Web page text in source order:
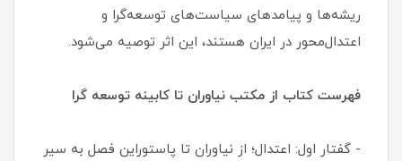
ریشه‌ها و پیامدهای سیاست‌های توسعه‌گرا و
اعتدال‌محور در ایران هستند، این اثر توصیه می‌شود.
فهرست کتاب از مکتب نیاوران تا کابینه توسعه گرا
- گفتار اول: اعتدال؛ از نیاوران تا پاستوراین فصل به سیر